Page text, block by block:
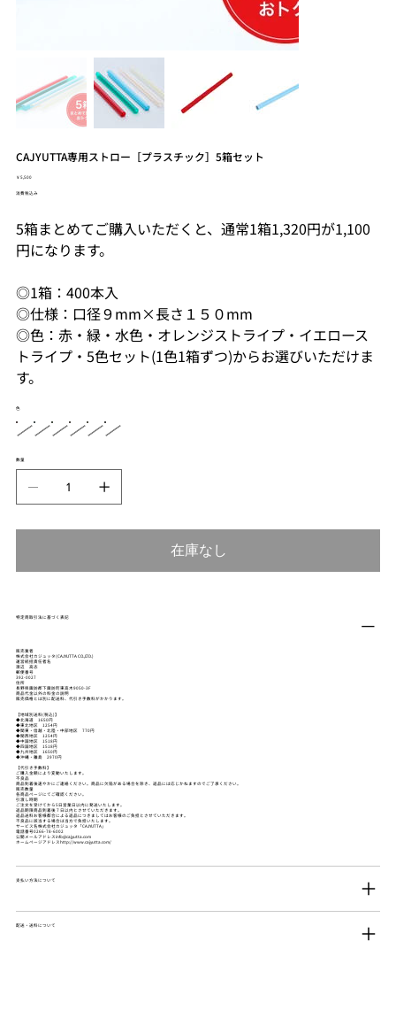
CAJYUTTA専用ストロー［プラスチック］5箱セット
価
格
￥5,500
消費税込み
5箱まとめてご購入いただくと、通常1箱1,320円が1,100
円になります。
◎1箱：400本入
◎仕様：口径９mm×長さ１５０mm
◎色：赤・緑・水色・オレンジストライプ・イエロース
トライプ・5色セット(1色1箱ずつ)からお選びいただけま
す。
色
数量
在庫なし
特定商取引法に基づく表記
販売業者
株式会社カジュッタ(CAJYUTTA CO.,LTD.)
運営統括責任者名
渡辺 高志
郵便番号
392-0027
住所
長野県諏訪郡下諏訪町東高木9050-3F
商品代金以外の料金の説明
販売価格とは別に配送料、代引き手数料がかかります。
【地域別送料(税込)】
◆北海道 1650円
◆東北地区 1254円
◆関東・信越・北陸・中部地区 770円
◆関西地区 1254円
◆中国地区 1518円
◆四国地区 1518円
◆九州地区 1650円
◆沖縄・離島 2970円
【代引き手数料】
ご購入金額により変動いたします。
不良品
商品到着後速やかにご連絡ください。商品に欠陥がある場合を除き、返品には応じかねますのでご了承ください。
販売数量
各商品ページにてご確認ください。
引渡し時期
ご注文を受けてから5日営業日以内に発送いたします。
返品期限商品到着後７日以内とさせていただきます。
返品送料お客様都合による返品につきましてはお客様のご負担とさせていただきます。
不良品に該当する場合は当方で負担いたします。
サービス名株式会社カジュッタ「CAJYUTTA」
電話番号0266-78-6002
公開メールアドレスinfo@cajyutta.com
ホームページアドレスhttp://www.cajyutta.com/
支払い方法について
配送・送料について